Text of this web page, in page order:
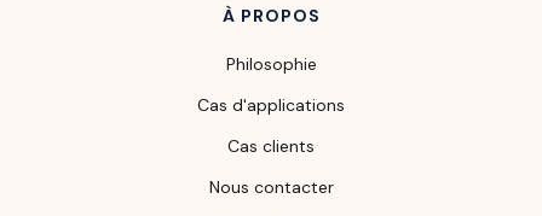
À PROPOS
Philosophie
Cas d'applications
Cas clients
Nous contacter